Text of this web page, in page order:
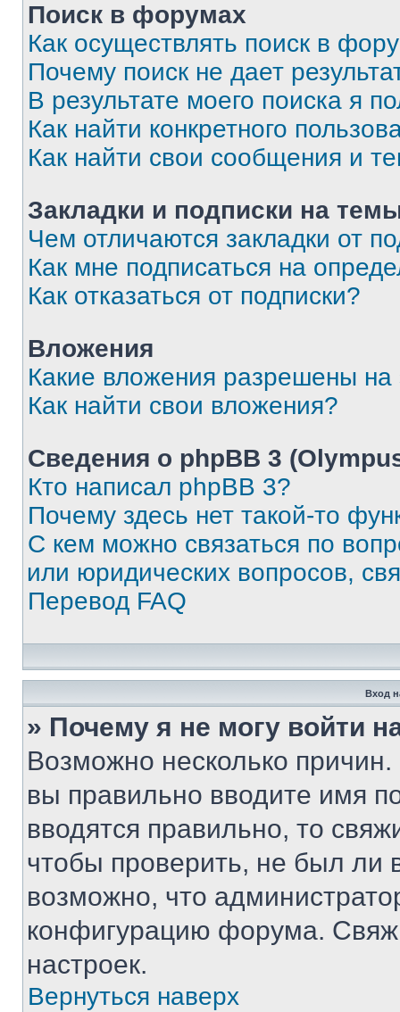
Поиск в форумах
Как осуществлять поиск в
Почему поиск не дает
В результате моего поиска я
Как найти конкретного
Как найти свои сообщения и
Закладки и подписки на
Чем отличаются закладки от
Как мне подписаться на
Как отказаться от подписки?
Вложения
Какие вложения разрешены
Как найти свои вложения?
Сведения о phpBB 3
Кто написал phpBB 3?
Почему здесь нет такой-то
С кем можно связаться по
или юридических вопросов,
Перевод FAQ
Вход
» Почему я не могу войти
Возможно несколько
вы правильно вводите имя
вводятся правильно, то
чтобы проверить, не был ли
возможно, что
конфигурацию форума.
настроек.
Вернуться наверх